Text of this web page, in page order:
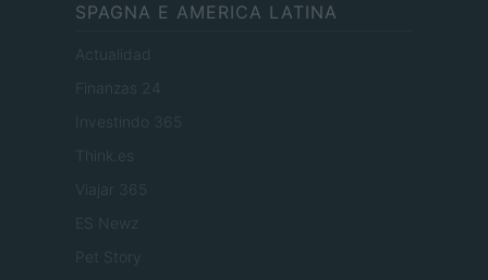
SPAGNA E AMERICA LATINA
Actualidad
Finanzas 24
Investindo 365
Think.es
Viajar 365
ES Newz
Pet Story